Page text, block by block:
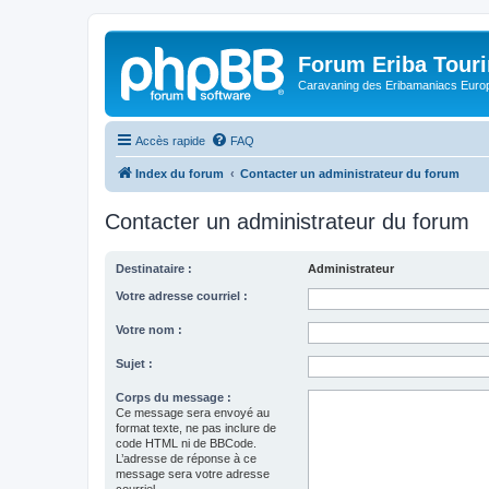
Forum Eriba
Caravaning des Eribamaniacs
Accès rapide FAQ
Index du forum Contacter un administrateur du forum
Contacter un administrateur du forum
Destinataire : Administrateur
Votre adresse courriel :
Votre nom :
Sujet :
Corps du message :
Ce message sera envoyé au
format texte, ne pas inclure de
code HTML ni de BBCode.
L’adresse de réponse à ce
message sera votre adresse